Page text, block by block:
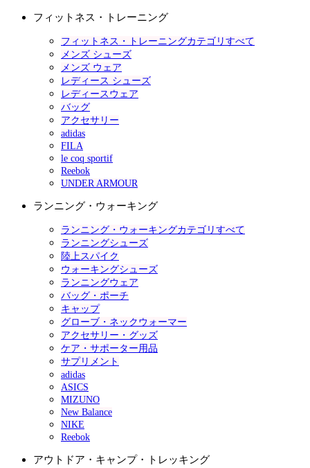
フィットネス・トレーニング
フィットネス・トレーニングカテゴリすべて
メンズ シューズ
メンズ ウェア
レディース シューズ
レディースウェア
バッグ
アクセサリー
adidas
FILA
le coq sportif
Reebok
UNDER ARMOUR
ランニング・ウォーキング
ランニング・ウォーキングカテゴリすべて
ランニングシューズ
陸上スパイク
ウォーキングシューズ
ランニングウェア
バッグ・ポーチ
キャップ
グローブ・ネックウォーマー
アクセサリー・グッズ
ケア・サポーター用品
サプリメント
adidas
ASICS
MIZUNO
New Balance
NIKE
Reebok
アウトドア・キャンプ・トレッキング